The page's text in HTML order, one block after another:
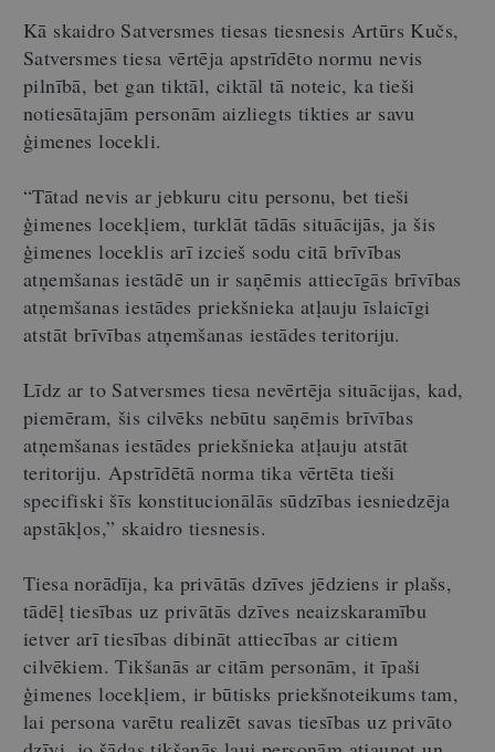
Kā skaidro Satversmes tiesas tiesnesis Artūrs Kučs,
Satversmes tiesa vērtēja apstrīdēto normu nevis
pilnībā, bet gan tiktāl, ciktāl tā noteic, ka tieši
notiesātajām personām aizliegts tikties ar savu
ģimenes locekli.
“Tātad nevis ar jebkuru citu personu, bet tieši
ģimenes locekļiem, turklāt tādās situācijās, ja šis
ģimenes loceklis arī izcieš sodu citā brīvības
atņemšanas iestādē un ir saņēmis attiecīgās brīvības
atņemšanas iestādes priekšnieka atļauju īslaicīgi
atstāt brīvības atņemšanas iestādes teritoriju.
Līdz ar to Satversmes tiesa nevērtēja situācijas, kad,
piemēram, šis cilvēks nebūtu saņēmis brīvības
atņemšanas iestādes priekšnieka atļauju atstāt
teritoriju. Apstrīdētā norma tika vērtēta tieši
specifiski šīs konstitucionālās sūdzības iesniedzēja
apstākļos,” skaidro tiesnesis.
Tiesa norādīja, ka privātās dzīves jēdziens ir plašs,
tādēļ tiesības uz privātās dzīves neaizskaramību
ietver arī tiesības dibināt attiecības ar citiem
cilvēkiem. Tikšanās ar citām personām, it īpaši
ģimenes locekļiem, ir būtisks priekšnoteikums tam,
lai persona varētu realizēt savas tiesības uz privāto